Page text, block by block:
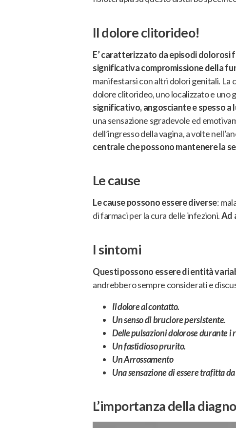
Il dolore clitorideo!
E’ caratterizzato da episodi dolorosi
significativa compromissione della
manifestarsi con altri dolori genitali. La
dolore clitorideo, uno localizzato e uno
significativo, angosciante e spesso
una sensazione sgradevole ed
dell’ingresso della vagina, a volte
centrale che possono mantenere la
Le cause
Le cause possono essere diverse:
di farmaci per la cura delle infezioni.Ad
I sintomi
Questi possono essere di entità
andrebbero sempre considerati e
Il dolore al contatto.
Un senso di bruciore persistente.
Delle pulsazioni dolorose durante i
Un fastidioso prurito.
Un Arrossamento
Una sensazione di essere trafitta
L’importanza della